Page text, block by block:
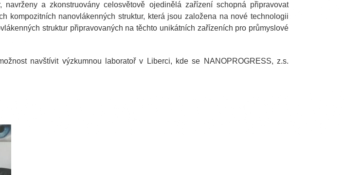
a zkonstruovány celosvětově ojedinělá zařízení schopná připravovat
kompozitních nanovlákenných struktur, která jsou založena na nové technologii
struktur připravovaných na těchto unikátních zařízeních pro průmyslové
navštívit výzkumnou laboratoř v Liberci, kde se NANOPROGRESS, z.s.